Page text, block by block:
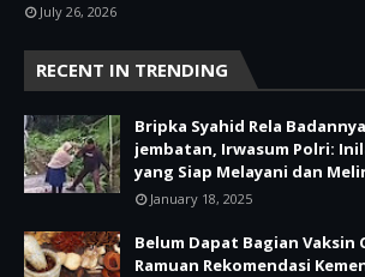
July 26, 2026
RECENT IN TRENDING
Bripka Syahid Rela
jembatan, Irwasum Polri:
yang Siap Melayani dan
January 18, 2025
Belum Dapat Bagian Vaksin
Ramuan Rekomendasi